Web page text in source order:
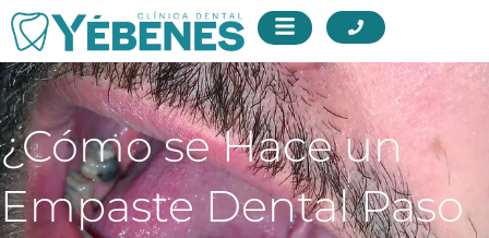
¿Cómo se Hace un
Empaste Dental Paso